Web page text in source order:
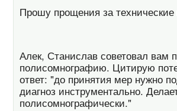
Прошу прощения за технические
Алек, Станислав советовал вам
полисомнографию. Цитирую
ответ: "до принятия мер нужно
диагноз инструментально.
полисомнографически."